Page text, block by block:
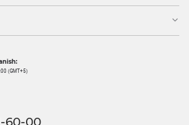
(GMT+5)
60-00